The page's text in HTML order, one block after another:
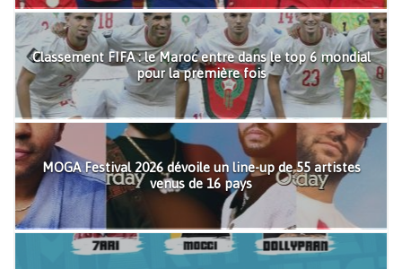
Classement FIFA : le Maroc entre dans le top 6 mondial
pour la première fois
MOGA Festival 2026 dévoile un line-up de 55 artistes
venus de 16 pays